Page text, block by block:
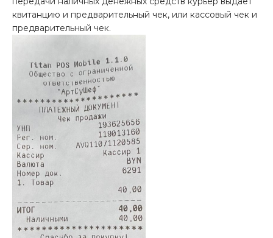
квитанцию и предварительный чек, или кассовый чек и
предварительный чек.